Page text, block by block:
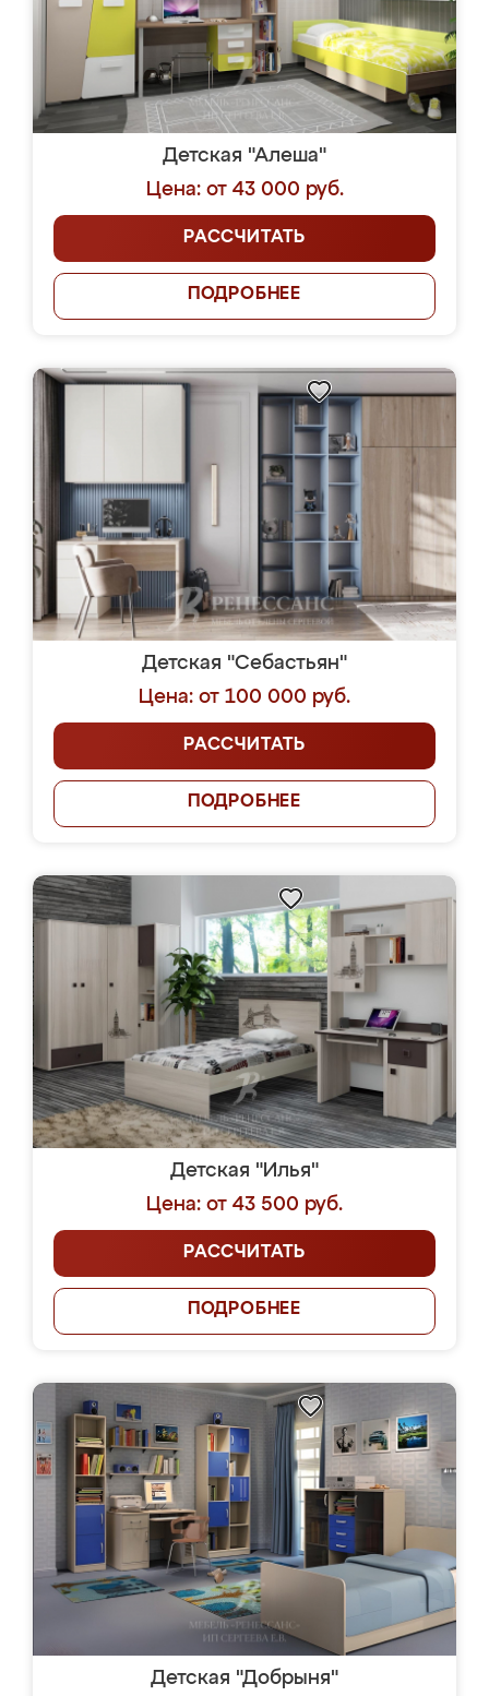
Детская "Алеша"
Цена: от 43 000 руб.
РАССЧИТАТЬ
ПОДРОБНЕЕ
Детская "Себастьян"
Цена: от 100 000 руб.
РАССЧИТАТЬ
ПОДРОБНЕЕ
Детская "Илья"
Цена: от 43 500 руб.
РАССЧИТАТЬ
ПОДРОБНЕЕ
Детская "Добрыня"